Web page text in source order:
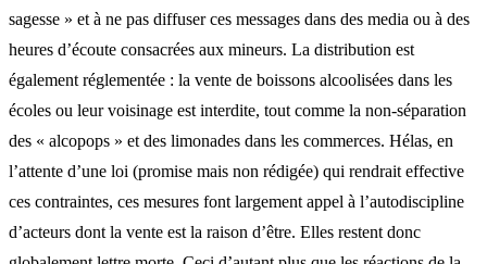
sagesse » et à ne pas diffuser ces messages dans des media ou à des
heures d’écoute consacrées aux mineurs. La distribution est
également réglementée : la vente de boissons alcoolisées dans les
écoles ou leur voisinage est interdite, tout comme la non-séparation
des « alcopops » et des limonades dans les commerces. Hélas, en
l’attente d’une loi (promise mais non rédigée) qui rendrait effective
ces contraintes, ces mesures font largement appel à l’autodiscipline
d’acteurs dont la vente est la raison d’être. Elles restent donc